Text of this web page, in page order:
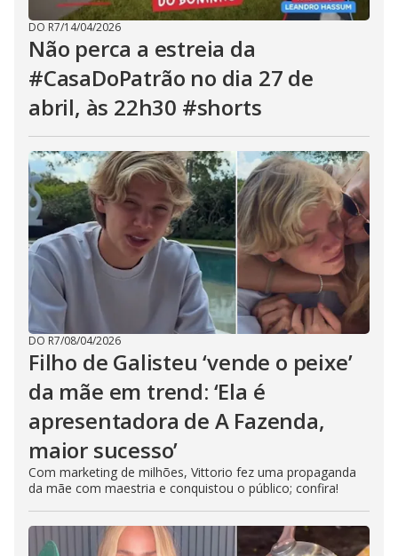
DO R7/14/04/2026
Não perca a estreia da
#CasaDoPatrão no dia 27 de
abril, às 22h30 #shorts
DO R7/08/04/2026
Filho de Galisteu ‘vende o peixe’
da mãe em trend: ‘Ela é
apresentadora de A Fazenda,
maior sucesso’
Com marketing de milhões, Vittorio fez uma propaganda
da mãe com maestria e conquistou o público; confira!